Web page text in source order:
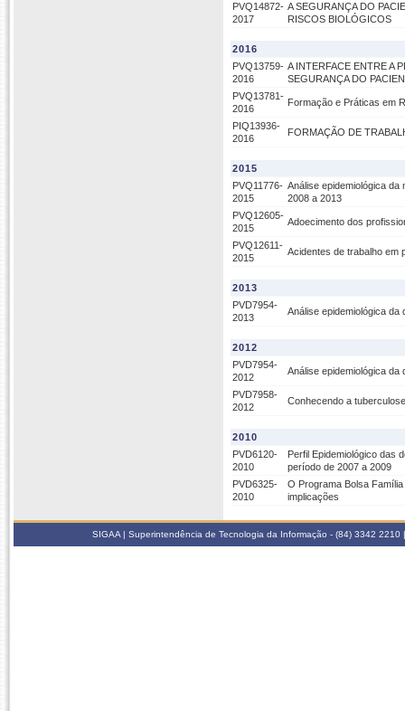
PVQ14872-
2017
A SEGURANÇA DO
RISCOS BIOLÓGICOS
2016
PVQ13759-
2016
A INTERFACE ENTRE A
SEGURANÇA DO
PVQ13781-
2016
Formação e Práticas em
PIQ13936-
2016
FORMAÇÃO DE
2015
PVQ11776-
2015
Análise epidemiológica
2008 a 2013
PVQ12605-
2015
Adoecimento dos
PVQ12611-
2015
Acidentes de trabalho em
2013
PVD7954-
2013
Análise epidemiológica
2012
PVD7954-
2012
Análise epidemiológica
PVD7958-
2012
Conhecendo a
2010
PVD6120-
2010
Perfil Epidemiológico das
período de 2007 a 2009
PVD6325-
2010
O Programa Bolsa
implicações
SIGAA | Superintendência de Tecnologia da Informação - (84) 3342